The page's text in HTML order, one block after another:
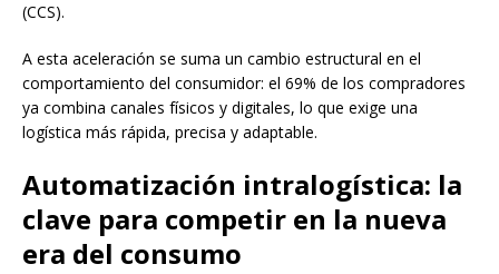
(CCS).
A esta aceleración se suma un cambio estructural en el
comportamiento del consumidor: el 69% de los compradores
ya combina canales físicos y digitales, lo que exige una
logística más rápida, precisa y adaptable.
Automatización intralogística: la
clave para competir en la nueva
era del consumo